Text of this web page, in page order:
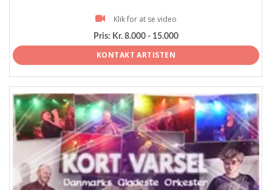
Klik for at se video
Pris: Kr. 8.000 - 15.000
KONTAKT ARTISTEN